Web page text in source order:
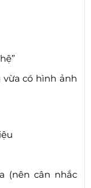
có hình ảnh
(nên cân nhắc